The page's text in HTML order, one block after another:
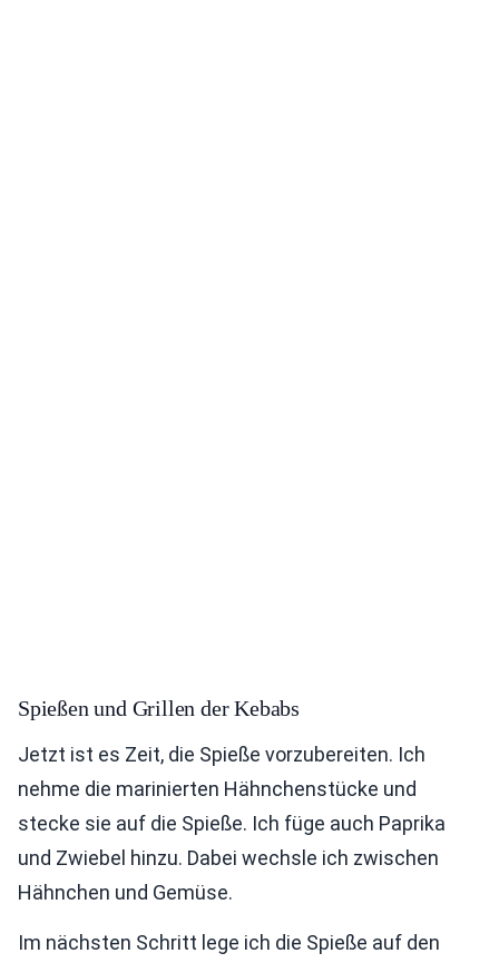
Spießen und Grillen der Kebabs
Jetzt ist es Zeit, die Spieße vorzubereiten. Ich
nehme die marinierten Hähnchenstücke und
stecke sie auf die Spieße. Ich füge auch Paprika
und Zwiebel hinzu. Dabei wechsle ich zwischen
Hähnchen und Gemüse.
Im nächsten Schritt lege ich die Spieße auf den